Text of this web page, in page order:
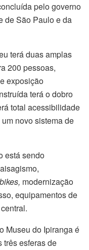
pelo governo
de São Paulo e da
terá duas amplas
200 pessoas,
exposição
terá o dobro
total acessibilidade
novo sistema de
está sendo
modernização
equipamentos de
Museu do Ipiranga é
três esferas de